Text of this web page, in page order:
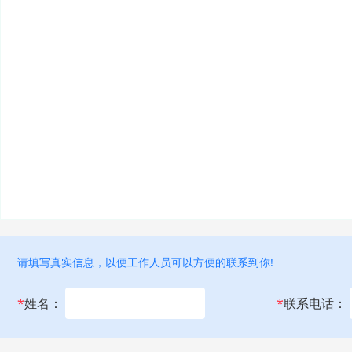
请填写真实信息，以便工作人员可以方便的联系到你!
*姓名： *联系电话：